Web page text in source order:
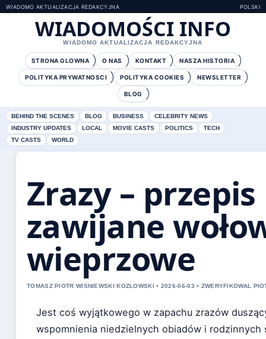
WIADOMO AKTUALIZACJA REDAKCYJNA POLSKI
WIADOMOŚCI INFO
WIADOMO AKTUALIZACJA REDAKCYJNA
STRONA GLOWNA O NAS KONTAKT NASZA HISTORIA
POLITYKA PRYWATNOSCI POLITYKA COOKIES NEWSLETTER
BLOG
BEHIND THE SCENES BLOG BUSINESS
CELEBRITY NEWS
INDUSTRY UPDATES
LOCAL MOVIE CASTS POLITICS
TECH
TV CASTS
WORLD
Zrazy –
zawijane
wieprzowe
TOMASZ PIOTR WISNIEWSKI KOZLOWSKI • 2026-06-03 • ZWERYFIKOWAL
Jest coś wyjątkowego w zapachu zrazów
wspomnienia niedzielnych obiadów i